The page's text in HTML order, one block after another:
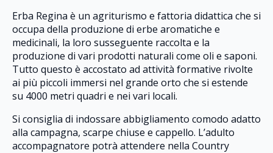
Erba Regina è un agriturismo e fattoria didattica che si
occupa della produzione di erbe aromatiche e
medicinali, la loro susseguente raccolta e la
produzione di vari prodotti naturali come oli e saponi.
Tutto questo è accostato ad attività formative rivolte
ai più piccoli immersi nel grande orto che si estende
su 4000 metri quadri e nei vari locali.
Si consiglia di indossare abbigliamento comodo adatto
alla campagna, scarpe chiuse e cappello. L’adulto
accompagnatore potrà attendere nella Country